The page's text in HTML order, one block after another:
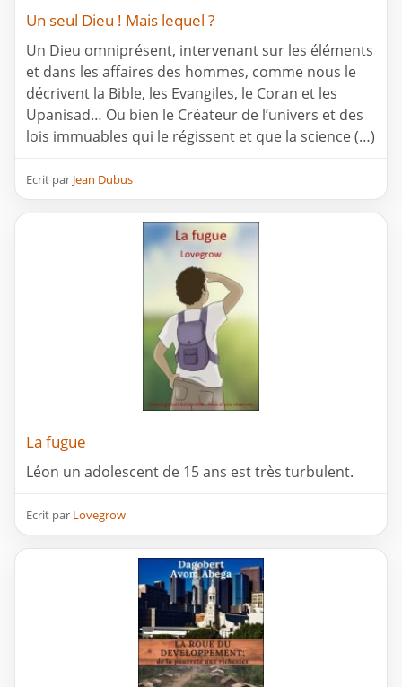
Un seul Dieu ! Mais lequel ?
Un Dieu omniprésent, intervenant sur les éléments
et dans les affaires des hommes, comme nous le
décrivent la Bible, les Evangiles, le Coran et les
Upanisad… Ou bien le Créateur de l’univers et des
lois immuables qui le régissent et que la science (…)
Ecrit par Jean Dubus
La fugue
Léon un adolescent de 15 ans est très turbulent.
Ecrit par Lovegrow